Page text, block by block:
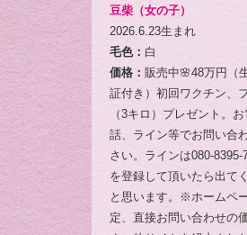
豆柴（女の子）
2026.6.23生まれ
毛色： 白
価格： 販売中🌸48万円（
証付き）初回ワクチン、
（3キロ）プレゼント。お
話、ライン等でお問い合
さい。ラインは080-8395-
を登録して頂いたら出て
と思います。※ホームペ
定、直接お問い合わせの